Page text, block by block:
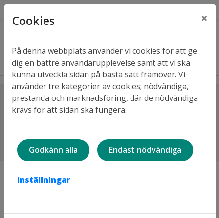
Lyssna
Hem
Projekt i våra områden
Hertsön, nyproduktion 28 lägenheter
Nyproduktion av 28 lägenheter
på Ekorr- och Rådjursstigarna
Cookies ×
På denna webbplats använder vi cookies för att ge
dig en bättre användarupplevelse samt att vi ska
kunna utveckla sidan på bästa sätt framöver. Vi
använder tre kategorier av cookies; nödvändiga,
prestanda och marknadsföring, där de nödvändiga
krävs för att sidan ska fungera.
Godkänn alla Endast nödvändiga
Inställningar